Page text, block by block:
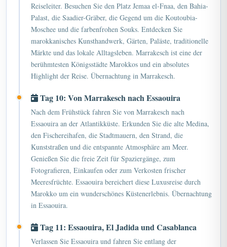
Reiseleiter. Besuchen Sie den Platz Jemaa el-Fnaa, den Bahia-
Palast, die Saadier-Gräber, die Gegend um die Koutoubia-
Moschee und die farbenfrohen Souks. Entdecken Sie
marokkanisches Kunsthandwerk, Gärten, Paläste, traditionelle
Märkte und das lokale Alltagsleben. Marrakesch ist eine der
berühmtesten Königsstädte Marokkos und ein absolutes
Highlight der Reise. Übernachtung in Marrakesch.
Tag 10: Von Marrakesch nach Essaouira
Nach dem Frühstück fahren Sie von Marrakesch nach
Essaouira an der Atlantikküste. Erkunden Sie die alte Medina,
den Fischereihafen, die Stadtmauern, den Strand, die
Kunststraßen und die entspannte Atmosphäre am Meer.
Genießen Sie die freie Zeit für Spaziergänge, zum
Fotografieren, Einkaufen oder zum Verkosten frischer
Meeresfrüchte. Essaouira bereichert diese Luxusreise durch
Marokko um ein wunderschönes Küstenerlebnis. Übernachtung
in Essaouira.
Tag 11: Essaouira, El Jadida und Casablanca
Verlassen Sie Essaouira und fahren Sie entlang der